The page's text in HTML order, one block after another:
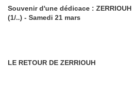
Souvenir d'une dédicace : ZERRIOUH
(1/..) - Samedi 21 mars
LE RETOUR DE ZERRIOUH